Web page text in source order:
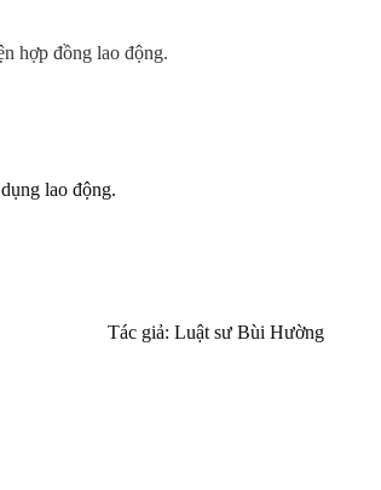
hợp đồng lao động.
lao động.
Tác giả: Luật sư Bùi Hường